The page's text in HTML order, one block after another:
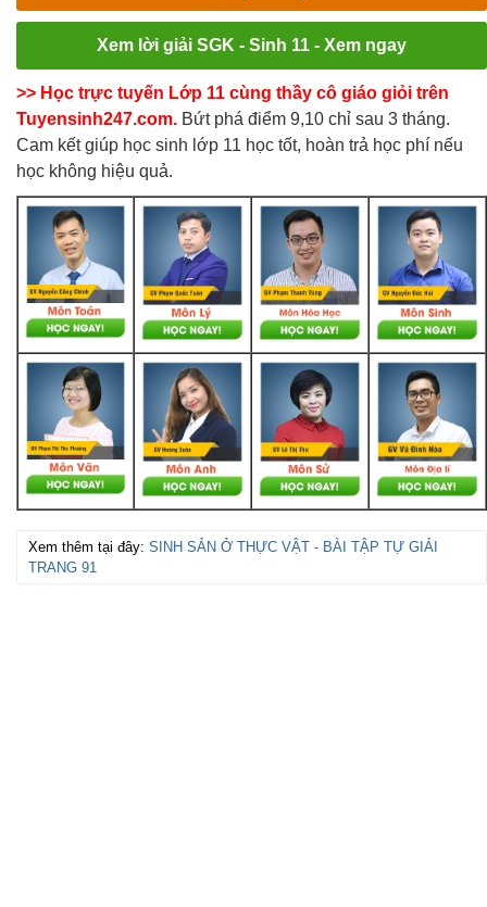
Xem lời giải SGK - Sinh 11 - Xem ngay
>> Học trực tuyến Lớp 11 cùng thầy cô giáo giỏi trên
Tuyensinh247.com. Bứt phá điểm 9,10 chỉ sau 3 tháng.
Cam kết giúp học sinh lớp 11 học tốt, hoàn trả học phí nếu
học không hiệu quả.
Xem thêm tại đây: SINH SẢN Ở THỰC VẬT - BÀI TẬP TỰ GIẢI
TRANG 91